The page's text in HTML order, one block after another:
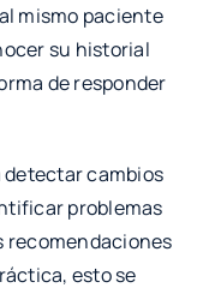
mismo paciente
su historial
de responder
cambios
problemas
recomendaciones
esto se